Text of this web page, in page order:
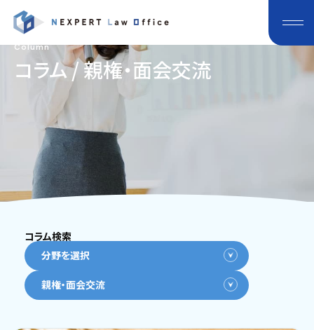
Column
コラム / 親権・面会交流
コラム検索
分野を選択
親権・面会交流